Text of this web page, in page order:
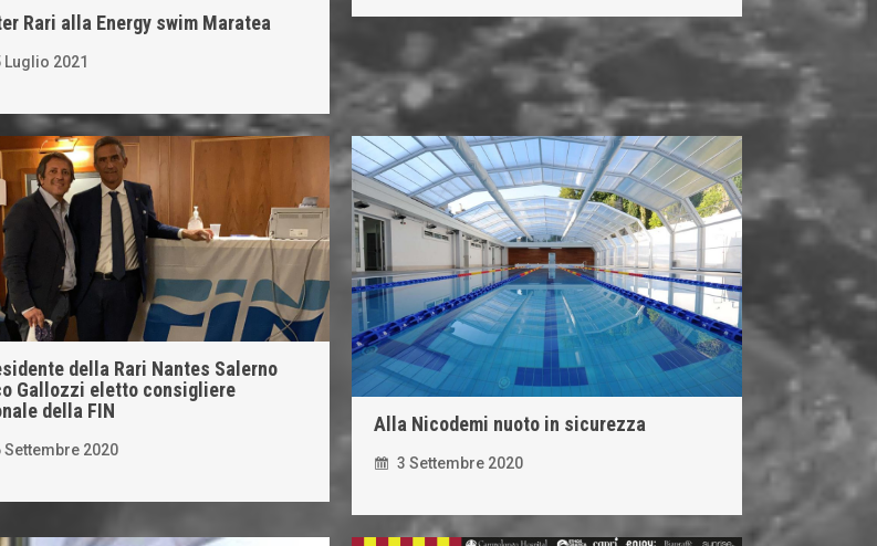
Rari alla Energy swim Maratea
Luglio 2021
della Rari Nantes Salerno
Gallozzi eletto consigliere
della FIN
Settembre 2020
Alla Nicodemi nuoto in sicurezza
3 Settembre 2020